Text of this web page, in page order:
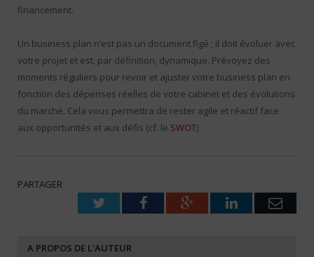
financement.
Un business plan n’est pas un document figé ; il doit évoluer avec
votre projet et est, par définition, dynamique. Prévoyez des
moments réguliers pour revoir et ajuster votre business plan en
fonction des dépenses réelles de votre cabinet et des évolutions
du marché. Cela vous permettra de rester agile et réactif face
aux opportunités et aux défis (cf. le SWOT)
PARTAGER
TwitterFacebookGoogle+LinkedIn
A PROPOS DE L'AUTEUR